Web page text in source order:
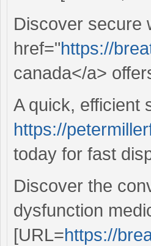
Discover secure
href="https://
canada</a>
A quick, efficient
https://
today for fast
Discover the
dysfunction
[URL=https://